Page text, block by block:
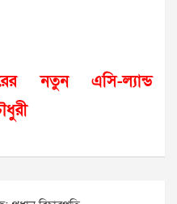
নতুন এসি-ল্যান্ড